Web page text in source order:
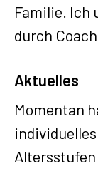
Familie. Ich
durch
Aktuelles
Momentan
Altersstufen